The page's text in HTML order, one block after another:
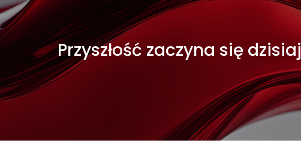
Przyszłość zaczyna się dzisiaj